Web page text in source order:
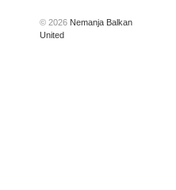
© 2026 Nemanja Balkan
United